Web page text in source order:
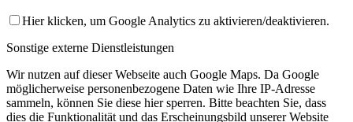
Hier klicken, um Google Analytics zu aktivieren/deaktivieren.
Sonstige externe Dienstleistungen
Wir nutzen auf dieser Webseite auch Google Maps. Da Google
möglicherweise personenbezogene Daten wie Ihre IP-Adresse
sammeln, können Sie diese hier sperren. Bitte beachten Sie, dass
dies die Funktionalität und das Erscheinungsbild unserer Website